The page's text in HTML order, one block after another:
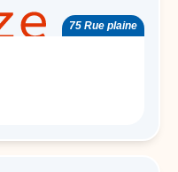
75 Rue plaine